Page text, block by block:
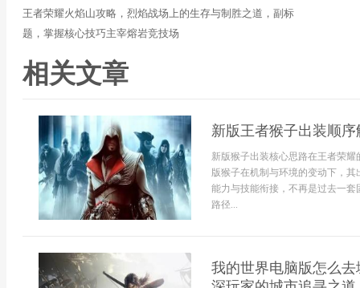
王者荣耀火焰山攻略，烈焰战场上的生存与制胜之道，副标
题，掌握核心技巧主宰熔岩竞技场
相关文章
新版王者猴子出装顺
新版猴子出装核心思路在王者荣
版猴子在机制与环境的变动下，
能力与技能衔接，不再是过去一
路径...
我的世界电脑版怎么